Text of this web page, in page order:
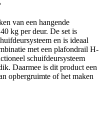
van een hangende
kg per deur. De set is
en is ideaal
met een plafondrail H-
schuifdeursysteem
Daarmee is dit product een
opbergruimte of het maken